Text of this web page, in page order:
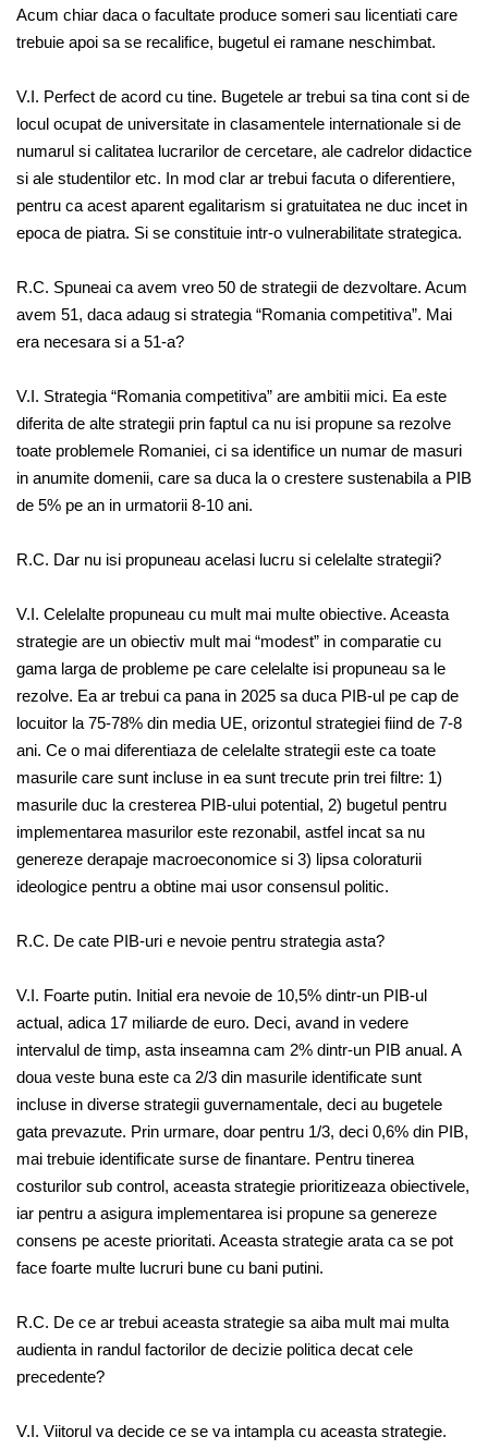
Acum chiar daca o facultate produce someri sau licentiati care
trebuie apoi sa se recalifice, bugetul ei ramane neschimbat.
V.I. Perfect de acord cu tine. Bugetele ar trebui sa tina cont si de
locul ocupat de universitate in clasamentele internationale si de
numarul si calitatea lucrarilor de cercetare, ale cadrelor didactice
si ale studentilor etc. In mod clar ar trebui facuta o diferentiere,
pentru ca acest aparent egalitarism si gratuitatea ne duc incet in
epoca de piatra. Si se constituie intr-o vulnerabilitate strategica.
R.C. Spuneai ca avem vreo 50 de strategii de dezvoltare. Acum
avem 51, daca adaug si strategia “Romania competitiva”. Mai
era necesara si a 51-a?
V.I. Strategia “Romania competitiva” are ambitii mici. Ea este
diferita de alte strategii prin faptul ca nu isi propune sa rezolve
toate problemele Romaniei, ci sa identifice un numar de masuri
in anumite domenii, care sa duca la o crestere sustenabila a PIB
de 5% pe an in urmatorii 8-10 ani.
R.C. Dar nu isi propuneau acelasi lucru si celelalte strategii?
V.I. Celelalte propuneau cu mult mai multe obiective. Aceasta
strategie are un obiectiv mult mai “modest” in comparatie cu
gama larga de probleme pe care celelalte isi propuneau sa le
rezolve. Ea ar trebui ca pana in 2025 sa duca PIB-ul pe cap de
locuitor la 75-78% din media UE, orizontul strategiei fiind de 7-8
ani. Ce o mai diferentiaza de celelalte strategii este ca toate
masurile care sunt incluse in ea sunt trecute prin trei filtre: 1)
masurile duc la cresterea PIB-ului potential, 2) bugetul pentru
implementarea masurilor este rezonabil, astfel incat sa nu
genereze derapaje macroeconomice si 3) lipsa coloraturii
ideologice pentru a obtine mai usor consensul politic.
R.C. De cate PIB-uri e nevoie pentru strategia asta?
V.I. Foarte putin. Initial era nevoie de 10,5% dintr-un PIB-ul
actual, adica 17 miliarde de euro. Deci, avand in vedere
intervalul de timp, asta inseamna cam 2% dintr-un PIB anual. A
doua veste buna este ca 2/3 din masurile identificate sunt
incluse in diverse strategii guvernamentale, deci au bugetele
gata prevazute. Prin urmare, doar pentru 1/3, deci 0,6% din PIB,
mai trebuie identificate surse de finantare. Pentru tinerea
costurilor sub control, aceasta strategie prioritizeaza obiectivele,
iar pentru a asigura implementarea isi propune sa genereze
consens pe aceste prioritati. Aceasta strategie arata ca se pot
face foarte multe lucruri bune cu bani putini.
R.C. De ce ar trebui aceasta strategie sa aiba mult mai multa
audienta in randul factorilor de decizie politica decat cele
precedente?
V.I. Viitorul va decide ce se va intampla cu aceasta strategie.